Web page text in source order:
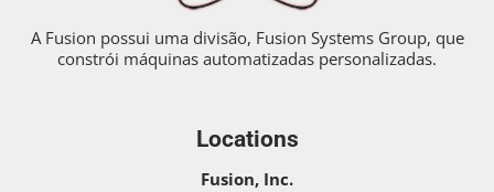
A Fusion possui uma divisão, Fusion Systems Group, que
constrói máquinas automatizadas personalizadas.
Locations
Fusion, Inc.